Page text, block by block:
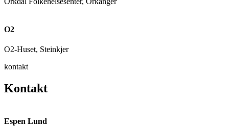
O2
O2-Huset, Steinkjer
kontakt
Kontakt
Espen Lund